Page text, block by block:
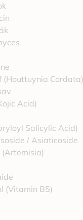
(Houttuynia Cordata)
Acid)
Salicylic Acid)
/ Asiaticoside
(Vitamin B5)